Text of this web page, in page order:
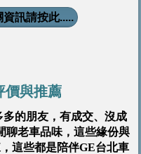
訊請按此.....
價與推薦
的朋友，有成交、沒成
聊老車品味，這些緣份與
這些都是陪伴GE台北車